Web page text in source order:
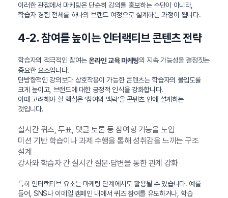
이러한 관점에서 마케팅은 단순히 강의를 홍보하는 수단이 아니라,
학습자 경험 전체를 하나의 브랜드 여정으로 설계하는 과정이 됩니다.
4-2. 참여를 높이는 인터랙티브 콘텐츠 전략
학습자의 적극적인 참여는온라인 교육 마케팅의 지속 가능성을 결정짓는
중요한 요소입니다.
단방향적인 강의보다 상호작용이 가능한 콘텐츠는 학습자의 몰입도를
크게 높이고, 브랜드에 대한 긍정적 인식을 강화합니다.
이때 고려해야 할 핵심은 ‘참여의 맥락’을 콘텐츠 안에 설계하는
것입니다.
실시간 퀴즈, 투표, 댓글 토론 등 참여형 기능을 도입
미션 기반 학습이나 과제 수행을 통해 성취감을 느끼는 구조
설계
강사와 학습자 간 실시간 질문·답변을 통한 관계 강화
특히 인터랙티브 요소는 마케팅 단계에서도 활용될 수 있습니다. 예를
들어, SNS나 이메일 캠페인 내에서 퀴즈 참여를 유도하거나, 학습